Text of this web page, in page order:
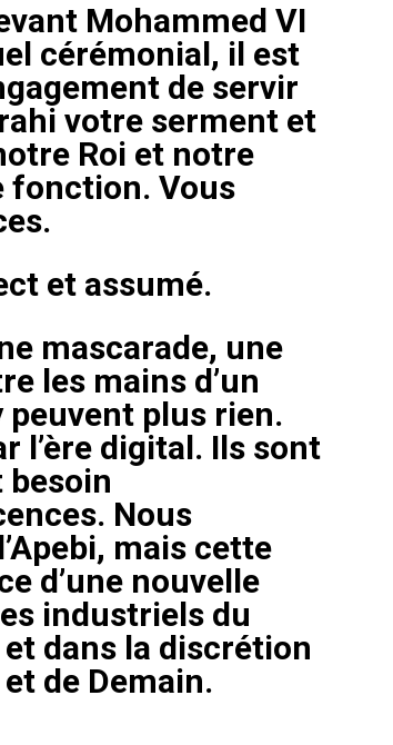
Insight Publications
À propos
Nous contacter
Formules d’abonnement
Mon compte
Mohammed VI
cérémonial, il est
de servir
votre serment et
Roi et notre
fonction. Vous
et assumé.
mascarade, une
les mains d’un
peuvent plus rien.
l’ère digital. Ils sont
besoin
Nous
mais cette
d’une nouvelle
industriels du
dans la discrétion
de Demain.